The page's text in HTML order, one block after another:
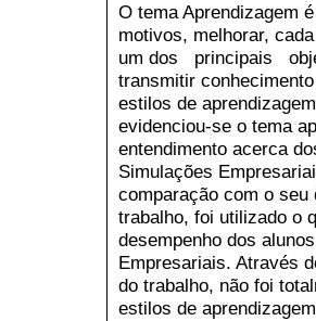
O tema Aprendizagem
motivos, melhorar,
um dos principais
transmitir
estilos de
evidenciou-se o tema
entendimento acerca
Simulações
comparação com o
trabalho, foi utilizado o
desempenho dos
Empresariais. Através
do trabalho, não foi
estilos de